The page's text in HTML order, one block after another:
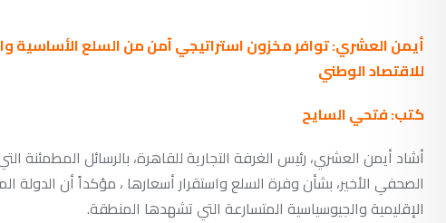
أيمن العشري: توافر مخزون استراتيجي آمن من السلع
للاقتصاد الوطني
كتب: فتحي السايح
أشاد أيمن العشري، رئيس الغرفة التجارية للقاهرة، بالرسائل
الصحفي الأخير، بشأن وفرة السلع واستقرار أسعارها ، مؤكداً أن الدولة
الإقليمية والجيوسياسية المتسارعة التي تشهدها المنطقة.